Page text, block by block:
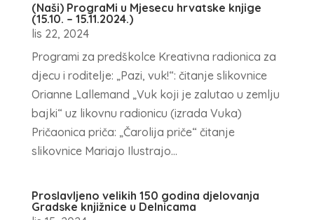
(Naši) PrograMi u Mjesecu hrvatske knjige
(15.10. – 15.11.2024.)
lis 22, 2024
Programi za predškolce Kreativna radionica za
djecu i roditelje: „Pazi, vuk!“: čitanje slikovnice
Orianne Lallemand „Vuk koji je zalutao u zemlju
bajki“ uz likovnu radionicu (izrada Vuka)
Pričaonica priča: „Čarolija priče“ čitanje
slikovnice Mariajo Ilustrajo...
Proslavljeno velikih 150 godina djelovanja
Gradske knjižnice u Delnicama